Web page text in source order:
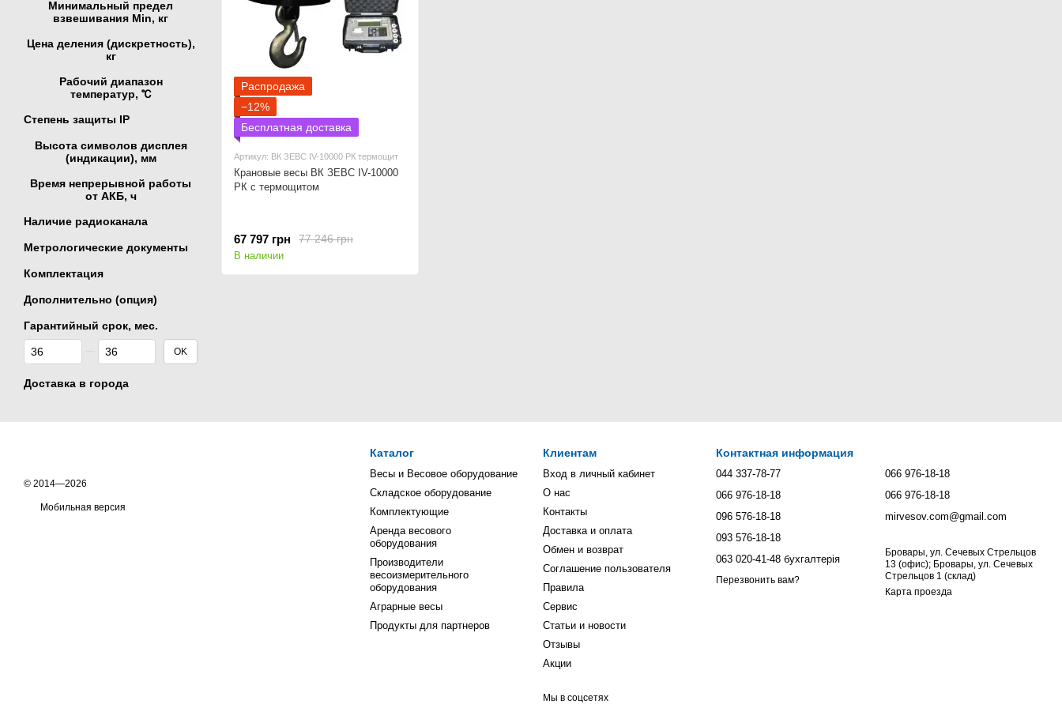
Распродажа
−12%
Бесплатная доставка
Артикул: ВК ЗЕВС ІV-10000 РК термощит
Крановые весы ВК ЗЕВС ІV-10000
РК с термощитом
77 246 грн
67 797 грн
В наличии
Минимальный предел
взвешивания Min, кг
Цена деления (дискретность),
кг
Рабочий диапазон
температур, ℃
Степень защиты IP
Высота символов дисплея
(индикации), мм
Время непрерывной работы
от АКБ, ч
Наличие радиоканала
Метрологические документы
Комплектация
Дополнительно (опция)
Гарантийный срок, мес.
От Гарантийный срок, мес.
До Гарантийный срок, мес. OK
Доставка в города
© 2014—2026
Мобильная версия
Каталог
Весы и Весовое оборудование
Складское оборудование
Комплектующие
Аренда весового
оборудования
Производители
весоизмерительного
оборудования
Аграрные весы
Продукты для партнеров
Клиентам
Вход в личный кабинет
О нас
Контакты
Доставка и оплата
Обмен и возврат
Соглашение пользователя
Правила
Сервис
Статьи и новости
Отзывы
Акции
Мы в соцсетях
Контактная информация
044 337-78-77
066 976-18-18
096 576-18-18
093 576-18-18
063 020-41-48 бухгалтерія
Перезвонить вам?
066 976-18-18
066 976-18-18
mirvesov.com@gmail.com
Бровары, ул. Сечевых Стрельцов
13 (офис); Бровары, ул. Сечевых
Стрельцов 1 (склад)
Карта проезда